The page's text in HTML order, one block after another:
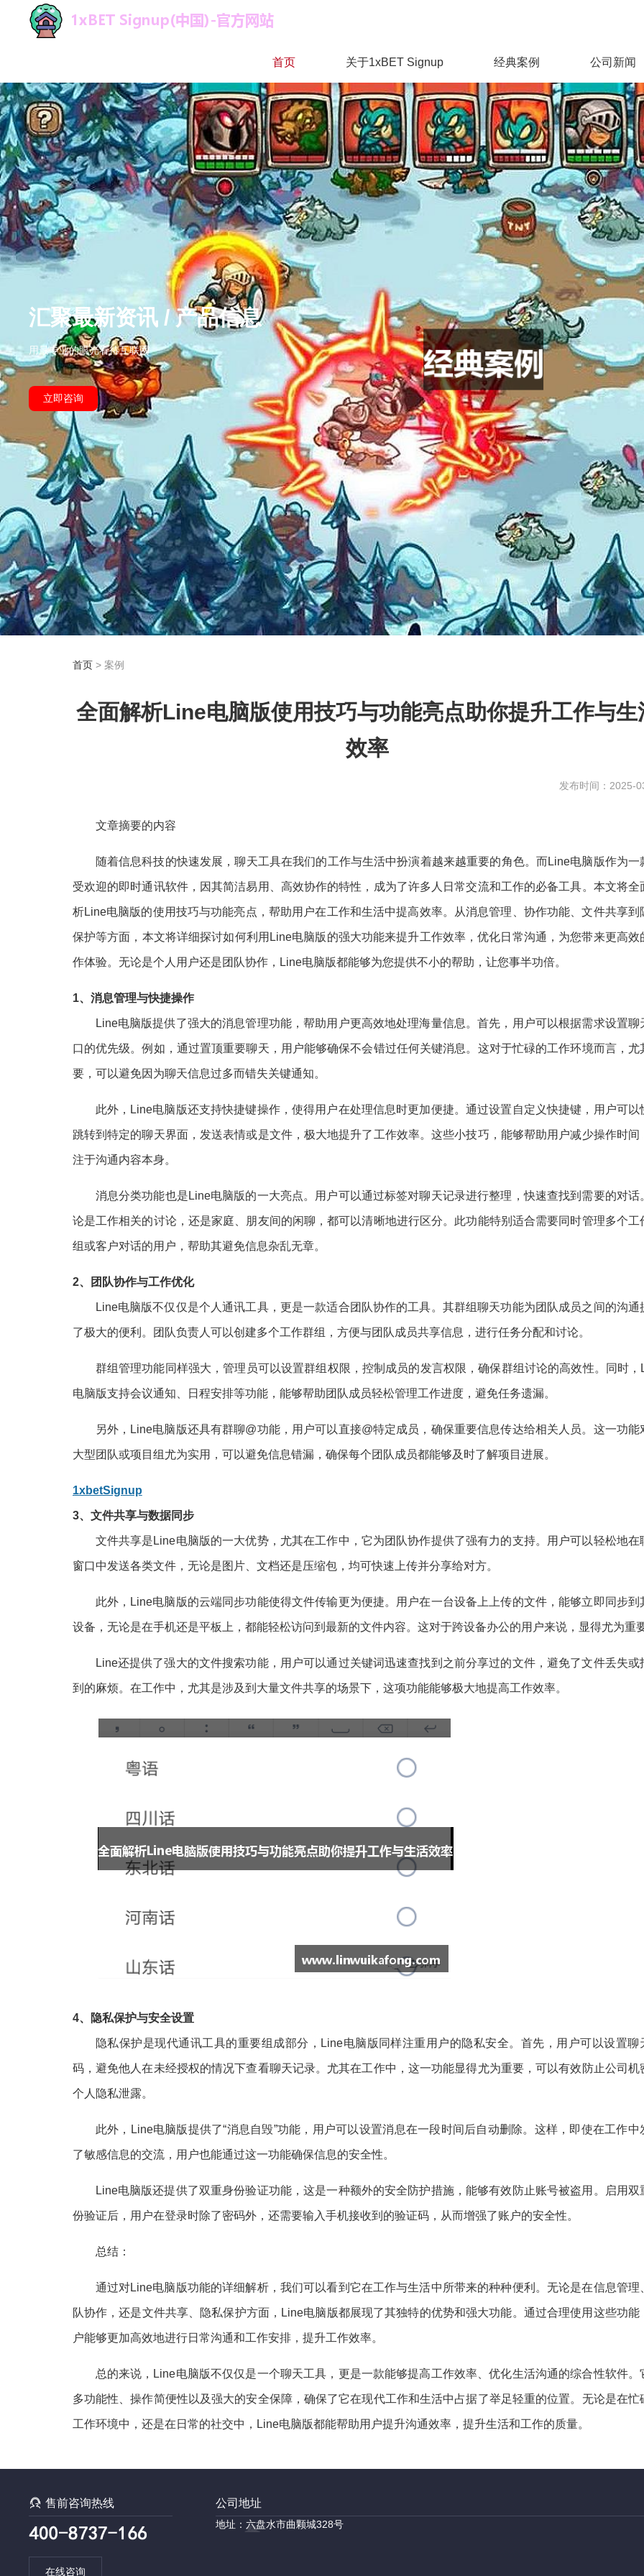
首页 关于1xBET Signup 经典案例 公司新闻
汇聚最新资讯 / 产品信息
用最专业的眼光看待互联网
立即咨询
首页> 案例
全面解析Line电脑版使用技巧与功能亮点助你提升工作与生
效率
发布时间：2025-
文章摘要的内容
随着信息科技的快速发展，聊天工具在我们的工作与生活中扮演着越来越重要的角色。而Line电脑版作为一
受欢迎的即时通讯软件，因其简洁易用、高效协作的特性，成为了许多人日常交流和工作的必备工具。本文将全
析Line电脑版的使用技巧与功能亮点，帮助用户在工作和生活中提高效率。从消息管理、协作功能、文件共享到
保护等方面，本文将详细探讨如何利用Line电脑版的强大功能来提升工作效率，优化日常沟通，为您带来更高效
作体验。无论是个人用户还是团队协作，Line电脑版都能够为您提供不小的帮助，让您事半功倍。
1、消息管理与快捷操作
Line电脑版提供了强大的消息管理功能，帮助用户更高效地处理海量信息。首先，用户可以根据需求设置聊
口的优先级。例如，通过置顶重要聊天，用户能够确保不会错过任何关键消息。这对于忙碌的工作环境而言，尤
要，可以避免因为聊天信息过多而错失关键通知。
此外，Line电脑版还支持快捷键操作，使得用户在处理信息时更加便捷。通过设置自定义快捷键，用户可以
跳转到特定的聊天界面，发送表情或是文件，极大地提升了工作效率。这些小技巧，能够帮助用户减少操作时间
注于沟通内容本身。
消息分类功能也是Line电脑版的一大亮点。用户可以通过标签对聊天记录进行整理，快速查找到需要的对话
论是工作相关的讨论，还是家庭、朋友间的闲聊，都可以清晰地进行区分。此功能特别适合需要同时管理多个工
组或客户对话的用户，帮助其避免信息杂乱无章。
2、团队协作与工作优化
Line电脑版不仅仅是个人通讯工具，更是一款适合团队协作的工具。其群组聊天功能为团队成员之间的沟通
了极大的便利。团队负责人可以创建多个工作群组，方便与团队成员共享信息，进行任务分配和讨论。
群组管理功能同样强大，管理员可以设置群组权限，控制成员的发言权限，确保群组讨论的高效性。同时，
电脑版支持会议通知、日程安排等功能，能够帮助团队成员轻松管理工作进度，避免任务遗漏。
另外，Line电脑版还具有群聊@功能，用户可以直接@特定成员，确保重要信息传达给相关人员。这一功能
大型团队或项目组尤为实用，可以避免信息错漏，确保每个团队成员都能够及时了解项目进展。
1xbetSignup
3、文件共享与数据同步
文件共享是Line电脑版的一大优势，尤其在工作中，它为团队协作提供了强有力的支持。用户可以轻松地在
窗口中发送各类文件，无论是图片、文档还是压缩包，均可快速上传并分享给对方。
此外，Line电脑版的云端同步功能使得文件传输更为便捷。用户在一台设备上上传的文件，能够立即同步到
设备，无论是在手机还是平板上，都能轻松访问到最新的文件内容。这对于跨设备办公的用户来说，显得尤为重要
Line还提供了强大的文件搜索功能，用户可以通过关键词迅速查找到之前分享过的文件，避免了文件丢失或
到的麻烦。在工作中，尤其是涉及到大量文件共享的场景下，这项功能能够极大地提高工作效率。
4、隐私保护与安全设置
隐私保护是现代通讯工具的重要组成部分，Line电脑版同样注重用户的隐私安全。首先，用户可以设置聊
码，避免他人在未经授权的情况下查看聊天记录。尤其在工作中，这一功能显得尤为重要，可以有效防止公司机
个人隐私泄露。
此外，Line电脑版提供了“消息自毁”功能，用户可以设置消息在一段时间后自动删除。这样，即使在工作中
了敏感信息的交流，用户也能通过这一功能确保信息的安全性。
Line电脑版还提供了双重身份验证功能，这是一种额外的安全防护措施，能够有效防止账号被盗用。启用双
份验证后，用户在登录时除了密码外，还需要输入手机接收到的验证码，从而增强了账户的安全性。
总结：
通过对Line电脑版功能的详细解析，我们可以看到它在工作与生活中所带来的种种便利。无论是在信息管理
队协作，还是文件共享、隐私保护方面，Line电脑版都展现了其独特的优势和强大功能。通过合理使用这些功能
户能够更加高效地进行日常沟通和工作安排，提升工作效率。
总的来说，Line电脑版不仅仅是一个聊天工具，更是一款能够提高工作效率、优化生活沟通的综合性软件。
多功能性、操作简便性以及强大的安全保障，确保了它在现代工作和生活中占据了举足轻重的位置。无论是在忙
工作环境中，还是在日常的社交中，Line电脑版都能帮助用户提升沟通效率，提升生活和工作的质量。
售前咨询热线
在线咨询
公司地址
地址：六盘水市曲颗城328号